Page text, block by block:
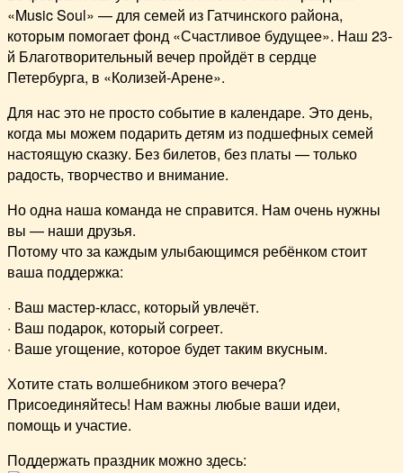
«Music Soul» — для семей из Гатчинского района,
которым помогает фонд «Счастливое будущее». Наш 23-
й Благотворительный вечер пройдёт в сердце
Петербурга, в «Колизей-Арене».
Для нас это не просто событие в календаре. Это день,
когда мы можем подарить детям из подшефных семей
настоящую сказку. Без билетов, без платы — только
радость, творчество и внимание.
Но одна наша команда не справится. Нам очень нужны
вы — наши друзья.
Потому что за каждым улыбающимся ребёнком стоит
ваша поддержка:
· Ваш мастер-класс, который увлечёт.
· Ваш подарок, который согреет.
· Ваше угощение, которое будет таким вкусным.
Хотите стать волшебником этого вечера?
Присоединяйтесь! Нам важны любые ваши идеи,
помощь и участие.
Поддержать праздник можно здесь: